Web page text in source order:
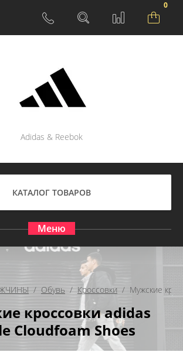
0
Adidas & Reebok
КАТАЛОГ ТОВАРОВ
Меню
  /
Обувь
  /
Кроссовки
/  Мужские
кроссовки adidas
Cloudfoam Shoes